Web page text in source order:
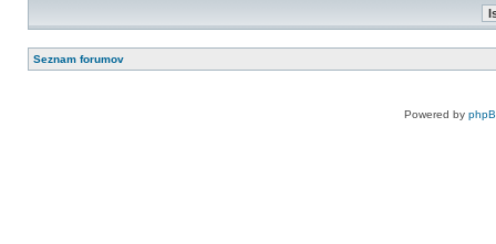
Seznam forumov
Powered by